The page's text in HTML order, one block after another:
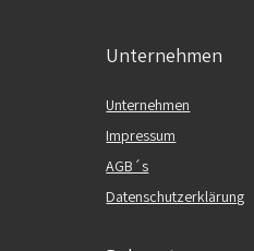
Unternehmen
Unternehmen
Impressum
AGB´s
Datenschutzerklärung